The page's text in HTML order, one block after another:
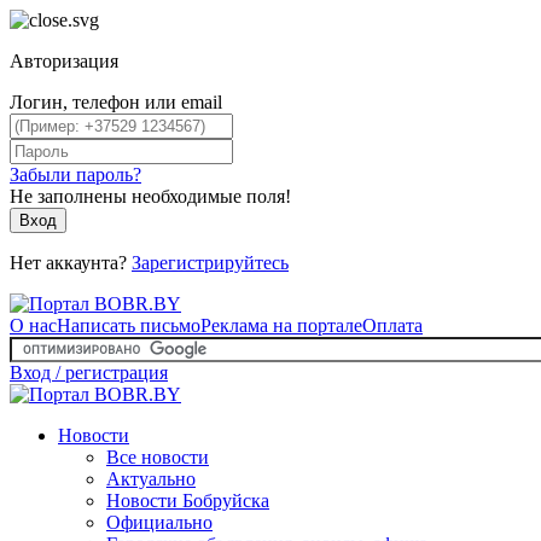
Авторизация
Логин, телефон или email
Забыли пароль?
Не заполнены необходимые поля!
Вход
Нет аккаунта? Зарегистрируйтесь
О насНаписать письмоРеклама на порталеОплата
Вход / регистрация
Новости
Все новости
Актуально
Новости Бобруйска
Официально